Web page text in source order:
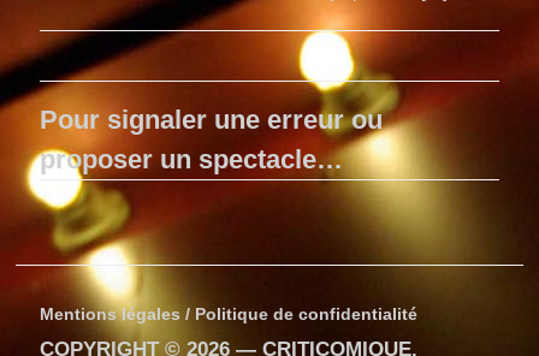
Pour signaler une erreur ou
proposer un spectacle…
Mentions légales / Politique de confidentialité
COPYRIGHT © 2026 —CRITICOMIQUE.